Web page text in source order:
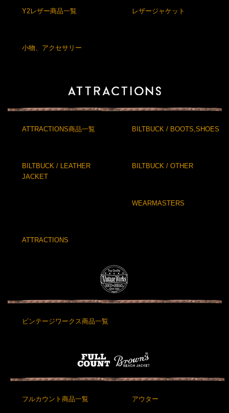
Y2レザー商品一覧 レザージャケット
小物、アクセサリー
ATTRACTIONS商品一覧 BILTBUCK / BOOTS,SHOES
BILTBUCK / LEATHER
JACKET
BILTBUCK / OTHER
WEARMASTERS
ATTRACTIONS
ビンテージワークス商品一覧
フルカウント商品一覧 アウター